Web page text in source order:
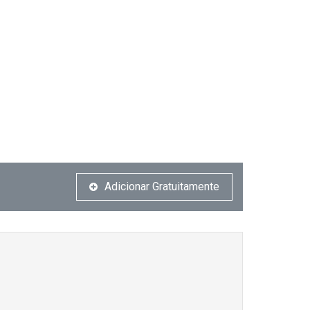
Adicionar Gratuitamente